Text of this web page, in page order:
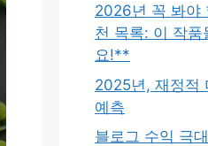
2026년 꼭 봐야
천 목록: 이 작품
요!**
2025년, 재정적
예측
블로그 수익 극